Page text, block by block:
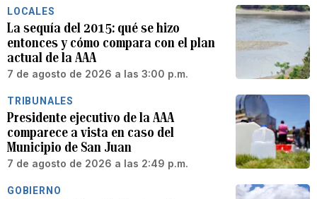
LOCALES
La sequía del 2015: qué se hizo
entonces y cómo compara con el plan
actual de la AAA
7 de agosto de 2026 a las 3:00 p.m.
TRIBUNALES
Presidente ejecutivo de la AAA
comparece a vista en caso del
Municipio de San Juan
7 de agosto de 2026 a las 2:49 p.m.
GOBIERNO